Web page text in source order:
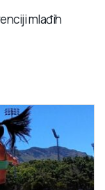
mlađih